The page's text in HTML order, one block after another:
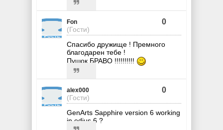
Fon
(Гости)
0
Спасибо дружище ! Премного
благодарен тебе !
Пушок БРАВО !!!!!!!!!!
alex000
(Гости)
0
GenArts Sapphire version 6 working
in edius 6 ?